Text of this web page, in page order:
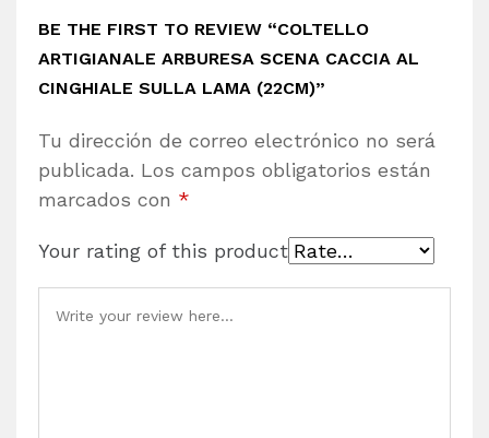
BE THE FIRST TO REVIEW “COLTELLO
ARTIGIANALE ARBURESA SCENA CACCIA AL
CINGHIALE SULLA LAMA (22CM)”
Tu dirección de correo electrónico no será
publicada. Los campos obligatorios están
marcados con *
Your rating of this product